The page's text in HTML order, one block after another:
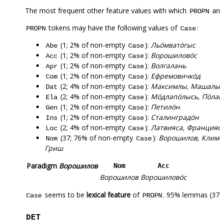
The most frequent other feature values with which PROPN
PROPN tokens may have the following values of Case:
Abe (1; 2% of non-empty Case): Льӧмватӧгыс
Acc (1; 2% of non-empty Case): Ворошиловӧс
Apr (1; 2% of non-empty Case): Волгалань
Com (1; 2% of non-empty Case): Ефремовичкӧд
Dat (2; 4% of non-empty Case): Максимлы, Машалы
Ela (2; 4% of non-empty Case): Мӧдлапӧлысь,
Gen (1; 2% of non-empty Case): Петилӧн
Ins (1; 2% of non-empty Case): Сталинградӧн
Loc (2; 4% of non-empty Case): Латвияса,
Nom (37; 76% of non-empty Case): Ворошилов,
Гриш
Paradigm Ворошилов Nom Acc
Ворошилов Ворошиловӧс
Case seems to be lexical feature of PROPN. 95% lemmas
DET